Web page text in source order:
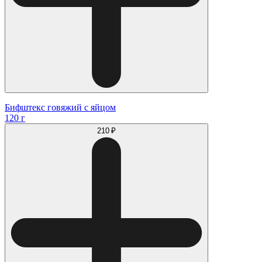
Бифштекс говяжий с яйцом
120 г
210 ₽